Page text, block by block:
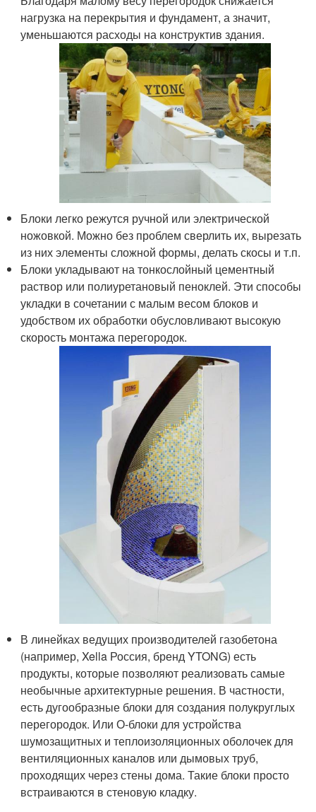
нагрузка на перекрытия и фундамент, а значит,
уменьшаются расходы на конструктив здания.
Блоки легко режутся ручной или электрической
ножовкой. Можно без проблем сверлить их, вырезать
из них элементы сложной формы, делать скосы и т.п.
Блоки укладывают на тонкослойный цементный
раствор или полиуретановый пеноклей. Эти способы
укладки в сочетании с малым весом блоков и
удобством их обработки обусловливают высокую
скорость монтажа перегородок.
В линейках ведущих производителей газобетона
(например, Xella Россия, бренд YTONG) есть
продукты, которые позволяют реализовать самые
необычные архитектурные решения. В частности,
есть дугообразные блоки для создания полукруглых
перегородок. Или О-блоки для устройства
шумозащитных и теплоизоляционных оболочек для
вентиляционных каналов или дымовых труб,
проходящих через стены дома. Такие блоки просто
встраиваются в стеновую кладку.